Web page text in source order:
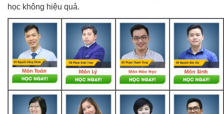
học không hiệu quả.